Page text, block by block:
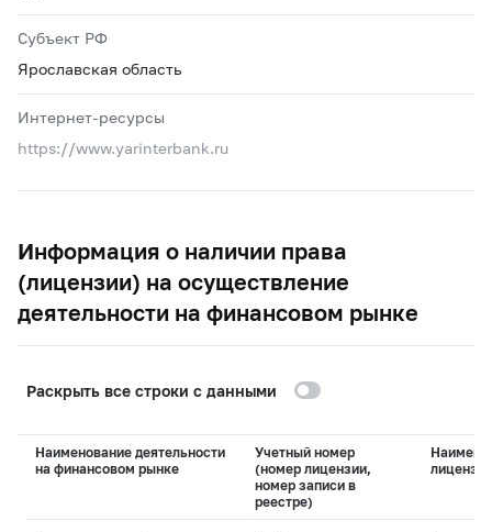
Субъект РФ
Ярославская область
Интернет-ресурсы
https://www.yarinterbank.ru
Информация о наличии права
(лицензии) на осуществление
деятельности на финансовом рынке
Раскрыть все строки с данными
Наименование деятельности
на финансовом рынке
Учетный номер
(номер лицензии,
номер записи в
реестре)
лицензии